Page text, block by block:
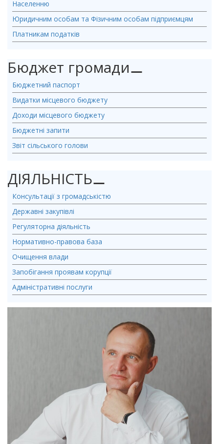
Населенню
Юридичним особам та Фізичним особам підприємцям
Платникам податків
Бюджет громади⚊
Бюджетний паспорт
Видатки місцевого бюджету
Доходи місцевого бюджету
Бюджетні запити
Звіт сільського голови
ДІЯЛЬНІСТЬ⚊
Консультації з громадськістю
Державні закупівлі
Регуляторна діяльність
Нормативно-правова база
Очищення влади
Запобігання проявам корупції
Адміністративні послуги